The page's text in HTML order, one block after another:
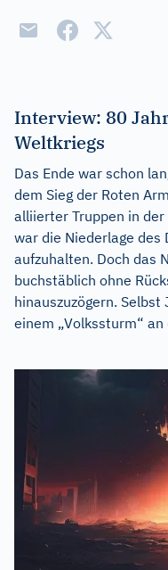
Interview: 80
Weltkriegs
Das Ende war schon
dem Sieg der Roten
alliierter Truppen in
war die Niederlage des
aufzuhalten. Doch das
buchstäblich ohne
hinauszuzögern.
einem „Volkssturm“ an